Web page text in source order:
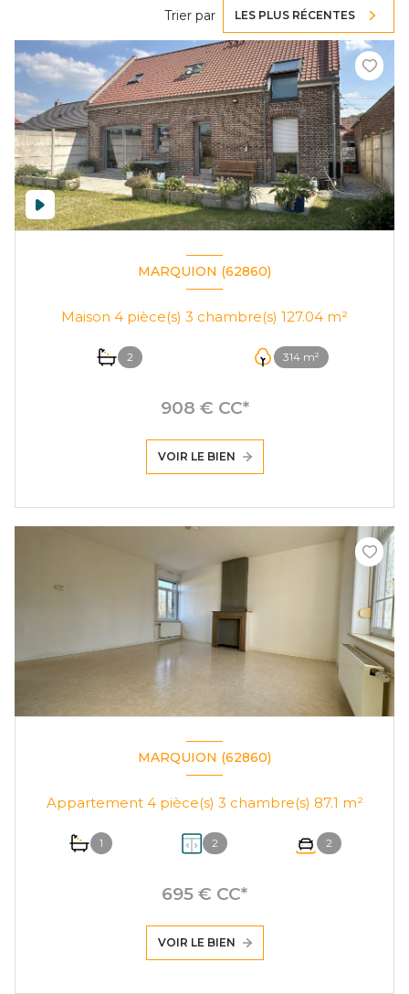
Trier par LES PLUS RÉCENTES
MARQUION (62860)
Maison 4 pièce(s) 3 chambre(s) 127.04 m²
2 314 m²
908 € CC*
VOIR LE BIEN
MARQUION (62860)
Appartement 4 pièce(s) 3 chambre(s) 87.1 m²
1 2 2
695 € CC*
VOIR LE BIEN